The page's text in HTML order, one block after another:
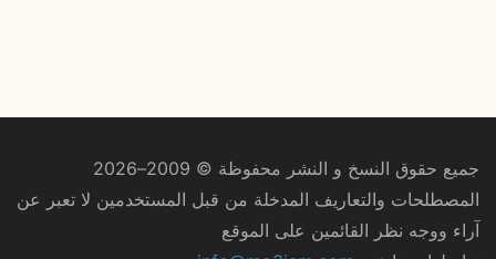
جميع حقوق النسخ و النشر محفوظة © 2009–2026
المصطلحات والتعاريف المدخلة من قبل المستخدمين لا تعبر عن
آراء ووجه نظر القائمين على الموقع